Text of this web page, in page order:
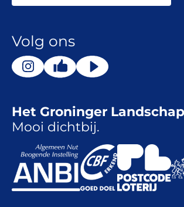
Het Groninger
Mooi dichtbij.
Volg ons